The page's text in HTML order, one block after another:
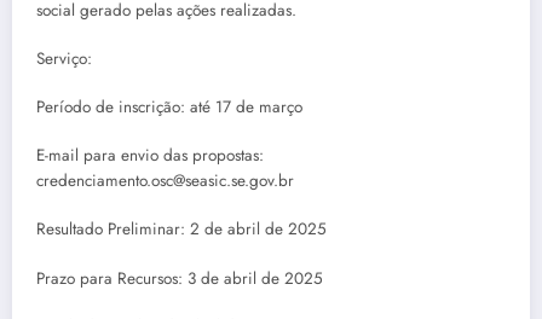
social gerado pelas ações realizadas.
Serviço:
Período de inscrição: até 17 de março
E-mail para envio das propostas:
credenciamento.osc@seasic.se.gov.br
Resultado Preliminar: 2 de abril de 2025
Prazo para Recursos: 3 de abril de 2025